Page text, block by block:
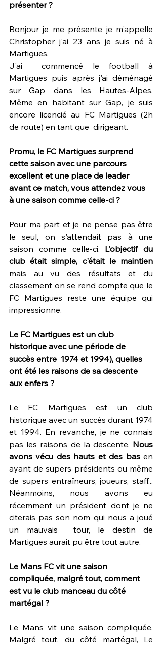
présenter ?
Bonjour je me présente je m'appelle
Christopher j'ai 23 ans je suis né à
Martigues.
J'ai  commencé le football à
Martigues puis après j'ai déménagé
sur Gap dans les Hautes-Alpes.
Même en habitant sur Gap, je suis
encore licencié au FC Martigues (2h
de route) en tant que  dirigeant.
Promu, le FC Martigues surprend
cette saison avec une parcours
excellent et une place de leader
avant ce match, vous attendez vous
à une saison comme celle-ci ?
Pour ma part et je ne pense pas être
le seul, on s'attendait pas à une
saison comme celle-ci. L'objectif du
mais au vu des résultats et du
classement on se rend compte que le
FC Martigues reste une équipe qui
impressionne.
Le FC Martigues est un club
historique avec une période de
succès entre  1974 et 1994), quelles
ont été les raisons de sa descente
aux enfers ?
Le FC Martigues est un club
historique avec un succès durant 1974
et 1994. En revanche, je ne connais
pas les raisons de la descente. Nous
avons vécu des hauts et des bas en
ayant de supers présidents ou même
de supers entraîneurs, joueurs, staff...
Néanmoins, nous avons eu
récemment un président dont je ne
citerais pas son nom qui nous a joué
un mauvais  tour, le destin de
Martigues aurait pu être tout autre.
Le Mans FC vit une saison
compliquée, malgré tout, comment
est vu le club manceau du côté
martégal ?
Le Mans vit une saison compliquée.
Malgré tout, du côté martégal, Le